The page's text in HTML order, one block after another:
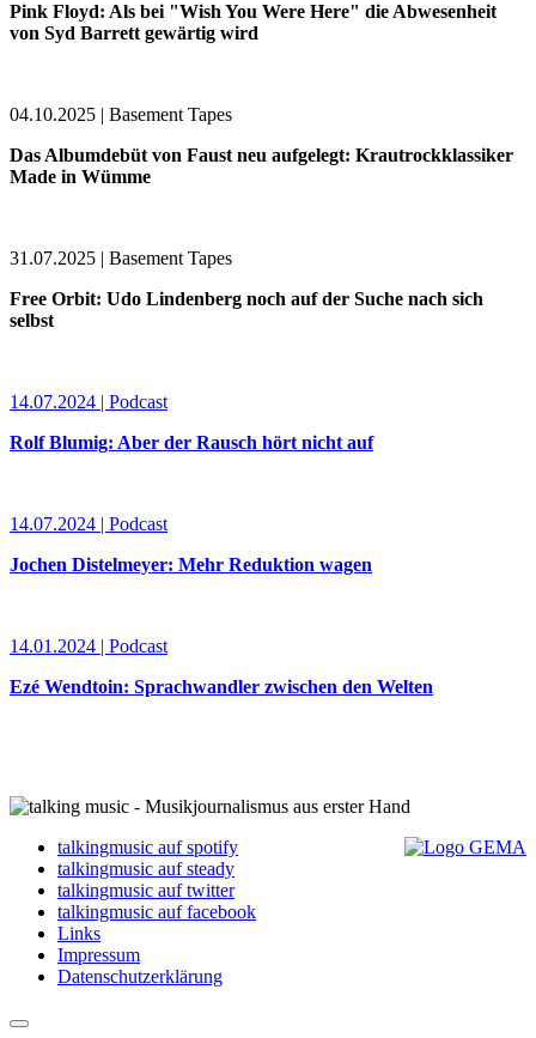
Pink Floyd: Als bei "Wish You Were Here" die Abwesenheit
von Syd Barrett gewärtig wird
04.10.2025 | Basement Tapes
Das Albumdebüt von Faust neu aufgelegt: Krautrockklassiker
Made in Wümme
31.07.2025 | Basement Tapes
Free Orbit: Udo Lindenberg noch auf der Suche nach sich
selbst
14.07.2024 | Podcast
Rolf Blumig: Aber der Rausch hört nicht auf
14.07.2024 | Podcast
Jochen Distelmeyer: Mehr Reduktion wagen
14.01.2024 | Podcast
Ezé Wendtoin: Sprachwandler zwischen den Welten
talkingmusic auf spotify
talkingmusic auf steady
talkingmusic auf twitter
talkingmusic auf facebook
Links
Impressum
Datenschutzerklärung